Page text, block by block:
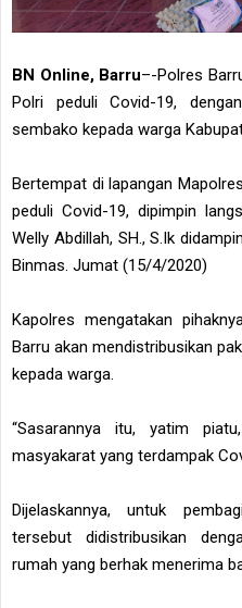
BN Online, Barru–-Polres
Polri peduli Covid-19,
sembako kepada warga
Bertempat di lapangan
peduli Covid-19, dipimpin
Welly Abdillah, SH., S.Ik
Binmas. Jumat (15/4/2020)
Kapolres mengatakan
Barru akan mendistribusikan
kepada warga.
“Sasarannya itu, yatim
masyakarat yang terdampak
Dijelaskannya, untuk
tersebut didistribusikan
rumah yang berhak menerima